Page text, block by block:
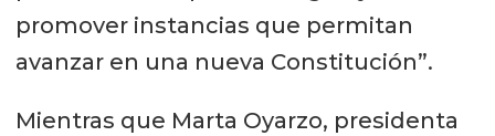
promover instancias que permitan
avanzar en una nueva Constitución”.
Mientras que Marta Oyarzo, presidenta